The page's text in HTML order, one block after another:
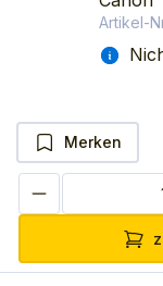
Artikel-
Merken